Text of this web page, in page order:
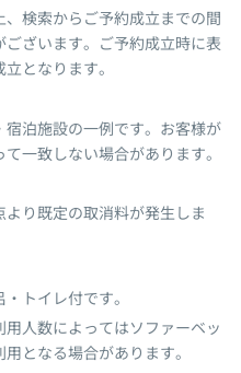
検索からご予約成立までの間
ざいます。ご予約成立時に表
となります。
泊施設の一例です。お客様が
一致しない場合があります。
り既定の取消料が発生しま
トイレ付です。
人数によってはソファーベッ
となる場合があります。